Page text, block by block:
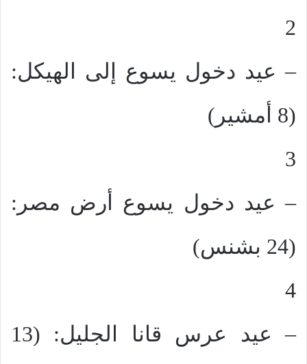
2
– عيد دخول يسوع إلى الهيكل:
(8 أمشير)
3
– عيد دخول يسوع أرض مصر:
(24 بشنس)
4
– عيد عرس قانا الجليل: (13